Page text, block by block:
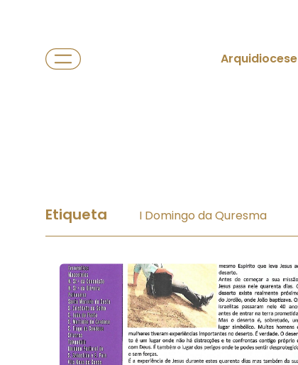
Arquidiocese
Etiqueta I Domingo da Quresma